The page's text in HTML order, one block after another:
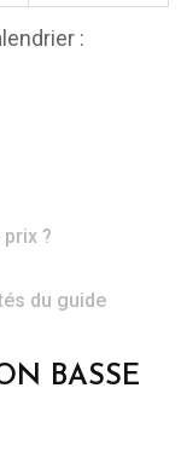
:
?
du guide
BASSE